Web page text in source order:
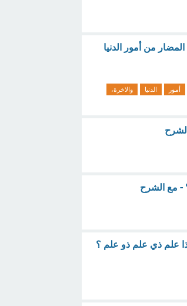
من أمور الدنيا
أمور الدنيا
والاخرة،
- مع الشرح
ذا علم ذي علم ذو علم ؟